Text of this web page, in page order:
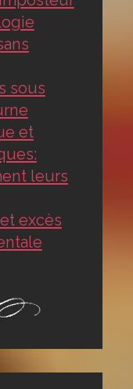
sous
et
leurs
excès